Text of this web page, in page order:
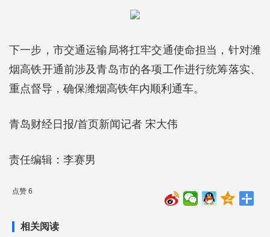
下一步，市交通运输局将扛牢交通使命担当，针对潍
烟高铁开通前涉及青岛市的各项工作进行统筹落实、
重点督导，确保潍烟高铁年内顺利通车。
青岛财经日报/首页新闻记者 宋大伟
责任编辑：李赛男
点赞 6
相关阅读